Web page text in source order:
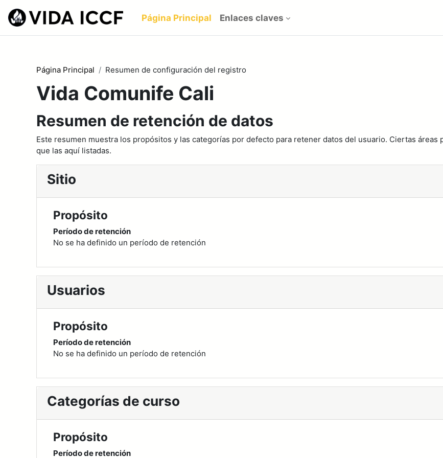
Página Principal Enlaces claves
Página Principal Resumen de configuración del registro
Vida Comunife Cali
Resumen de retención de datos
Este resumen muestra los propósitos y las categorías por defecto para retener datos del usuario. Ciertas
que las aquí listadas.
Sitio
Propósito
Período de retención
No se ha definido un período de retención
Usuarios
Propósito
Período de retención
No se ha definido un período de retención
Categorías de curso
Propósito
Período de retención